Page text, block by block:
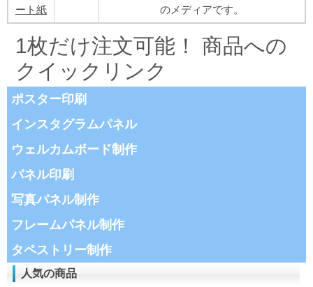
ート紙
のメディアです。
1枚だけ注文可能！ 商品への
クイックリンク
ポスター印刷
インスタグラムパネル
ウェルカムボード制作
パネル印刷
写真パネル制作
フレームパネル制作
タペストリー制作
人気の商品